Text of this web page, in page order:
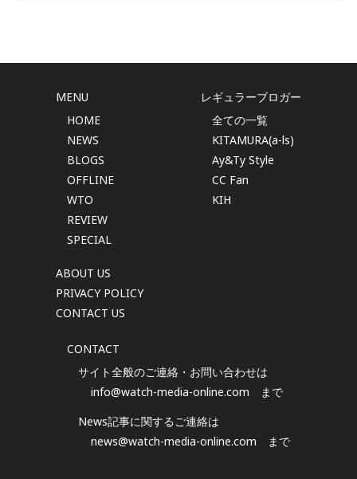
MENU
HOME
NEWS
BLOGS
OFFLINE
WTO
REVIEW
SPECIAL
ABOUT US
PRIVACY POLICY
CONTACT US
レギュラーブロガー
全ての一覧
KITAMURA(a-ls)
Ay&Ty Style
CC Fan
KIH
CONTACT
サイト全般のご連絡・お問い合わせは
info@watch-media-online.com まで
News記事に関するご連絡は
news@watch-media-online.com まで